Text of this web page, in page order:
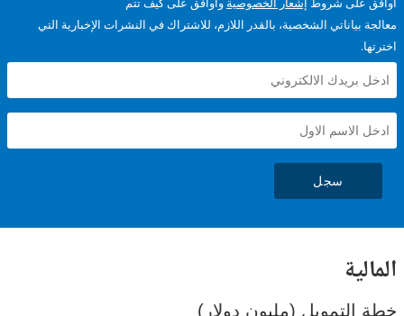
الشخصية، بالقدر اللازم، للاشتراك في النشرات الإخبارية التي
(مليون دولار)